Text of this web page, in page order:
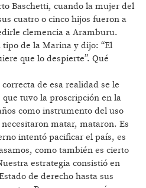
Baschetti, cuando la mujer del
cuatro o cinco hijos fueron a
clemencia a Aramburu.
de la Marina y dijo: “El
que lo despierte”. Qué
de esa realidad se le
tuvo la proscripción en la
como instrumento del uso
matar, mataron. Es
intentó pacificar el país, es
como también es cierto
estrategia consistió en
de derecho hasta sus